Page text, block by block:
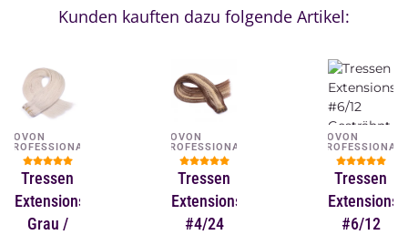
Kunden kauften dazu folgende Artikel:
NOVON
PROFESSIONAL
Tressen
Extensions
Grau /
NOVON
PROFESSIONAL
Tressen
Extensions
#4/24
NOVON
PROFESSIONAL
Tressen
Extensions
#6/12